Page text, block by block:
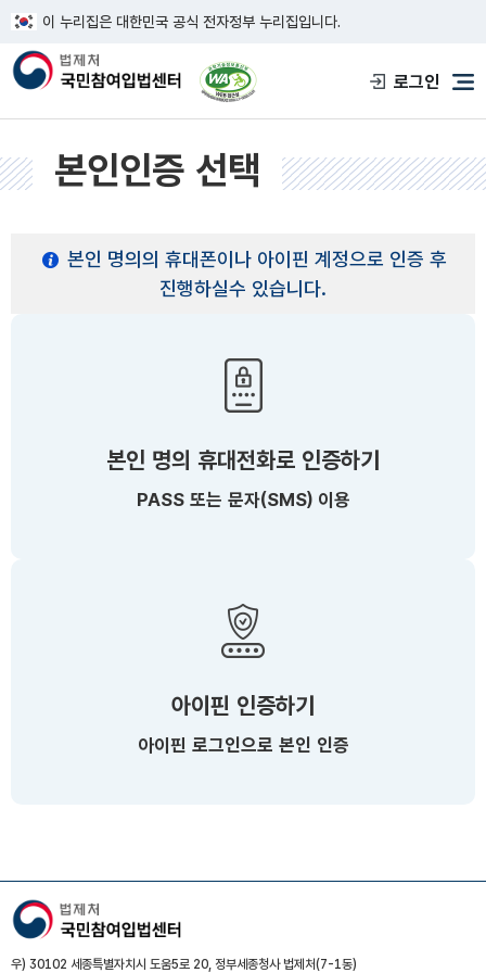
이 누리집은 대한민국 공식 전자정부 누리집입니다.
한국웹접근성인증평가원 웹접근성 사이
로그인
메
본인인증 선택
본인 명의의 휴대폰이나 아이핀 계정으로 인증 후
진행하실수 있습니다.
본인 명의 휴대전화로 인증하기
PASS 또는 문자(SMS) 이용
아이핀 인증하기
아이핀 로그인으로 본인 인증
우) 30102 세종특별자치시 도움5로 20, 정부세종청사 법제처(7-1동)